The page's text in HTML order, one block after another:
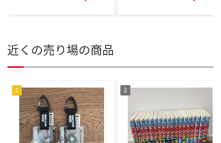
近くの売り場の商品